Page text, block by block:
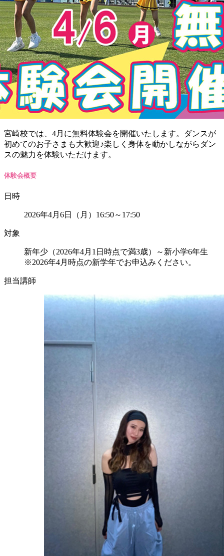
宮崎校では、4月に無料体験会を開催いたします。ダンスが
初めてのお子さまも大歓迎♪楽しく身体を動かしながらダン
スの魅力を体験いただけます。
体験会概要
日時
2026年4月6日（月）16:50～17:50
対象
新年少（2026年4月1日時点で満3歳）～新小学6年生
※2026年4月時点の新学年でお申込みください。
担当講師